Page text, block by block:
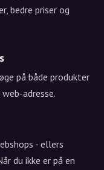
bedre priser og
på både produkter
adresse.
- ellers
du ikke er på en